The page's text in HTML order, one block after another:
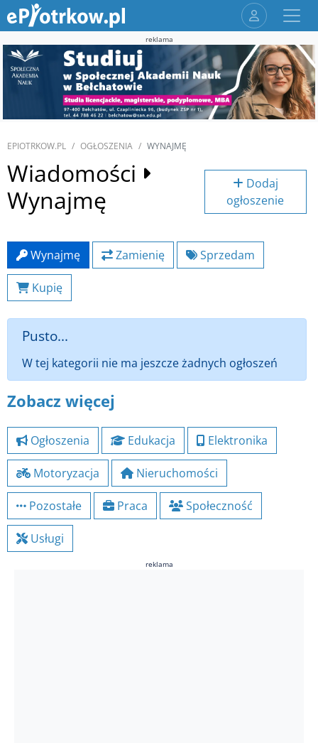
reklama
EPIOTRKOW.PL OGŁOSZENIA WYNAJMĘ
Wiadomości
Wynajmę
Dodaj
ogłoszenie
Wynajmę Zamienię Sprzedam
Kupię
Pusto...
W tej kategorii nie ma jeszcze żadnych ogłoszeń
Zobacz więcej
Ogłoszenia Edukacja Elektronika
Motoryzacja Nieruchomości
Pozostałe Praca Społeczność
Usługi
reklama